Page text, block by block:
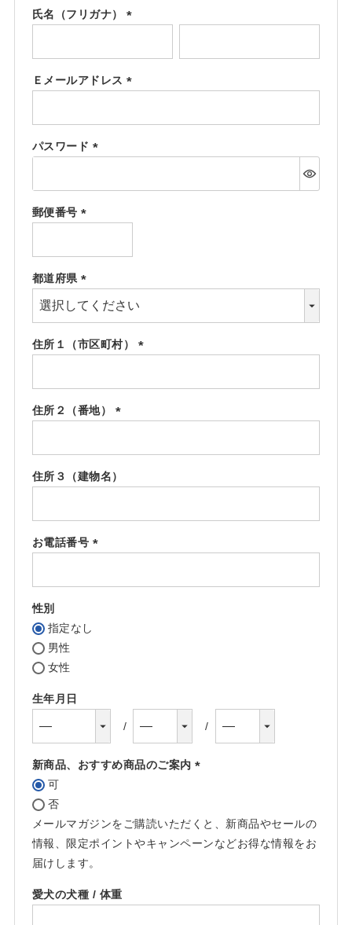
氏名（フリガナ）
須)
Ｅメールアドレス
須)
パスワード
須)
郵便番号
須)
都道府県
(必
須)
住所１（市区町村）
須)
住所２（番地）
須)
住所３（建物名）
お電話番号
須)
性別
指定なし
男性
女性
生年月日
新商品、おすすめ商品のご案内
可
否
メールマガジンをご購読いただくと、新商品やセールの
情報、限定ポイントやキャンペーンなどお得な情報をお
届けします。
愛犬の犬種 / 体重